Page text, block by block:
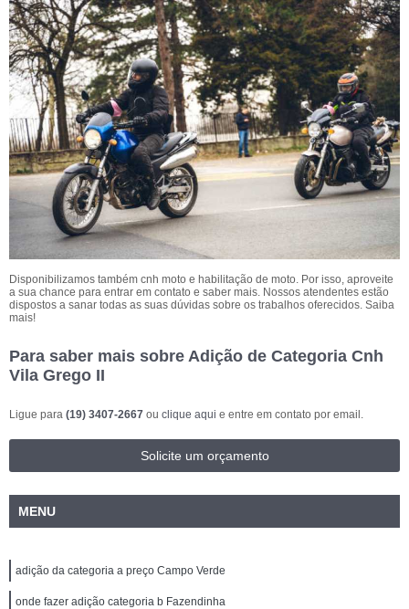
Disponibilizamos também cnh moto e habilitação de moto. Por isso, aproveite
a sua chance para entrar em contato e saber mais. Nossos atendentes estão
dispostos a sanar todas as suas dúvidas sobre os trabalhos oferecidos. Saiba
mais!
Para saber mais sobre Adição de Categoria Cnh
Vila Grego II
Ligue para (19) 3407-2667 ou clique aqui e entre em contato por email.
Solicite um orçamento
MENU
adição da categoria a preço Campo Verde
onde fazer adição categoria b Fazendinha